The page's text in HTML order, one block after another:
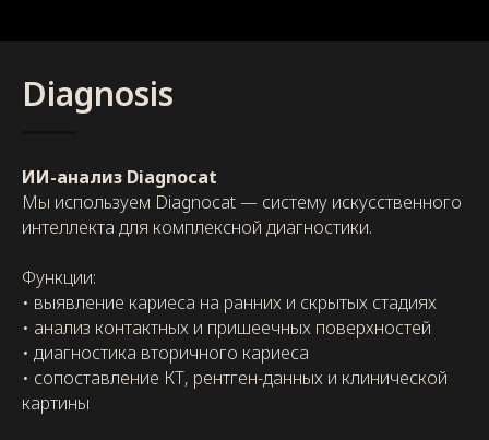
Diagnosis
ИИ-анализ Diagnocat
Мы используем Diagnocat — систему искусственного
интеллекта для комплексной диагностики.
Функции:
• выявление кариеса на ранних и скрытых стадиях
• анализ контактных и пришеечных поверхностей
• диагностика вторичного кариеса
• сопоставление КТ, рентген-данных и клинической
картины